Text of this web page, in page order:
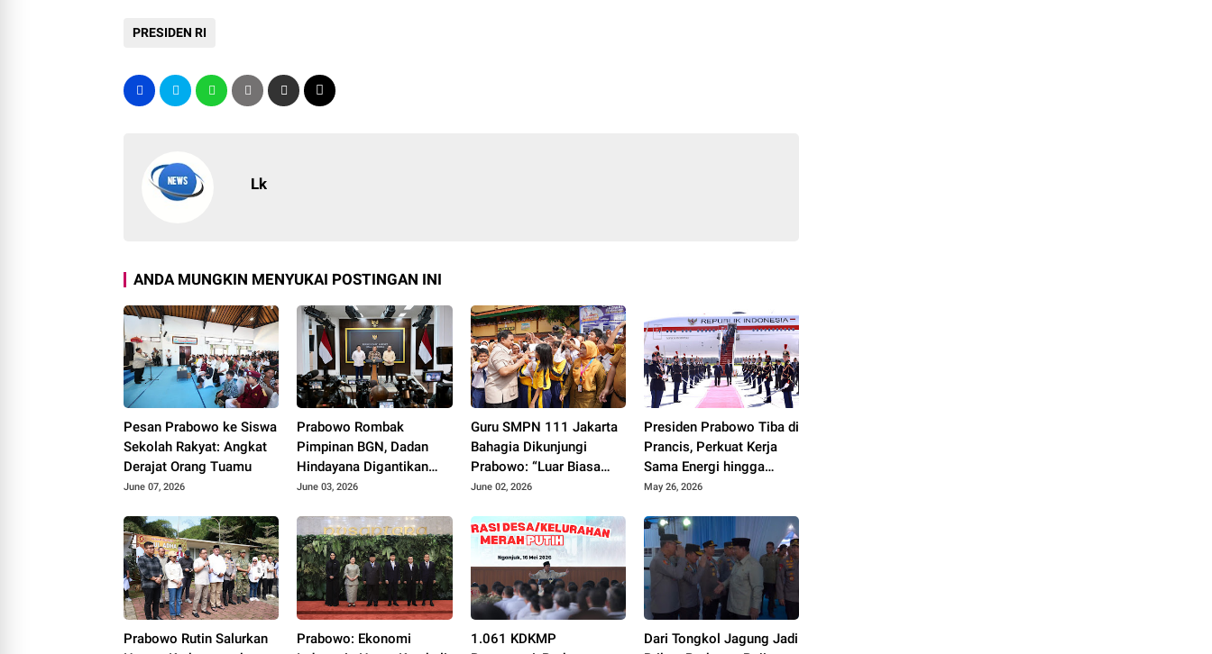
PRESIDEN RI
Lk
ANDA MUNGKIN MENYUKAI POSTINGAN INI
Pesan Prabowo ke Siswa
Sekolah Rakyat: Angkat
Derajat Orang Tuamu
June 07, 2026
Prabowo Rombak
Pimpinan BGN, Dadan
Hindayana Digantikan
Nanik S Deyang
June 03, 2026
Guru SMPN 111 Jakarta
Bahagia Dikunjungi
Prabowo: “Luar Biasa
Bangga!”
June 02, 2026
Presiden Prabowo Tiba di
Prancis, Perkuat Kerja
Sama Energi hingga
Pertahanan
May 26, 2026
Prabowo Rutin Salurkan
Prabowo: Ekonomi
1.061 KDKMP
Dari Tongkol Jagung Jadi